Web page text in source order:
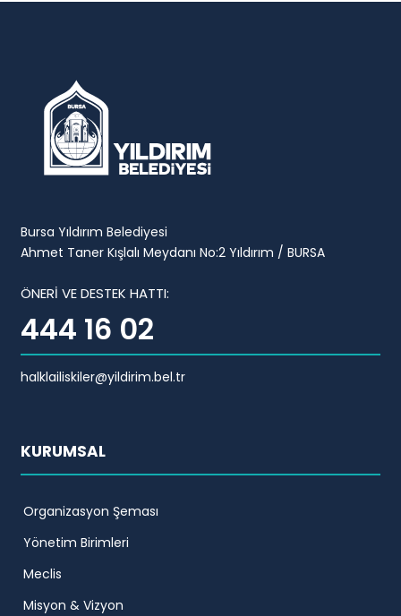
Bursa Yıldırım Belediyesi
Ahmet Taner Kışlalı Meydanı No:2 Yıldırım / BURSA
ÖNERİ VE DESTEK HATTI:
444 16 02
halklailiskiler@yildirim.bel.tr
KURUMSAL
Organizasyon Şeması
Yönetim Birimleri
Meclis
Misyon & Vizyon